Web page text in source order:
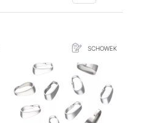
SCHOWEK